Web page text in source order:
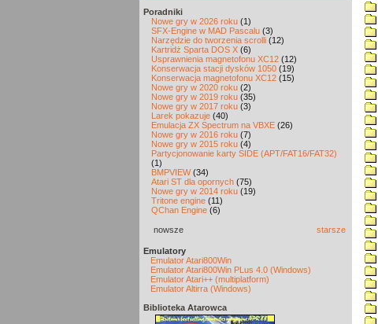
Poradniki
Nowe gry w 2026 roku (1)
SFX-Engine w MAD Pascalu (3)
Narzędzie do tworzenia scrolli (12)
Kartridż Sparta DOS X (6)
Usprawnienia magnetofonu XC12 (12)
Konserwacja stacji dysków 1050 (19)
Konserwacja magnetofonu XC12 (15)
Nowe gry w 2020 roku (2)
Nowe gry w 2019 roku (35)
Nowe gry w 2017 roku (3)
Larek pokazuje (40)
Emulacja ZX Spectrum na VBXE (26)
Nowe gry w 2016 roku (7)
Nowe gry w 2015 roku (4)
Partycjonowanie karty SIDE (APT/FAT16/FAT32)
(1)
BMPVIEW(34)
Atari ST dla opornych (75)
Nowe gry w 2014 roku (19)
Tritone engine (11)
QChan Engine (6)
nowsze starsze
Emulatory
Emulator Atari800Win
Emulator Atari800Win PLus 4.0 (Windows)
Emulator Atari++ (multiplatform)
Emulator Altirra (Windows)
Biblioteka Atarowca